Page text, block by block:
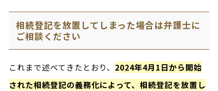
相続登記を放置してしまった場合は弁護士に
ご相談ください
これまで述べてきたとおり、 2024年4月1日から開始
された相続登記の義務化によって、相続登記を放置し